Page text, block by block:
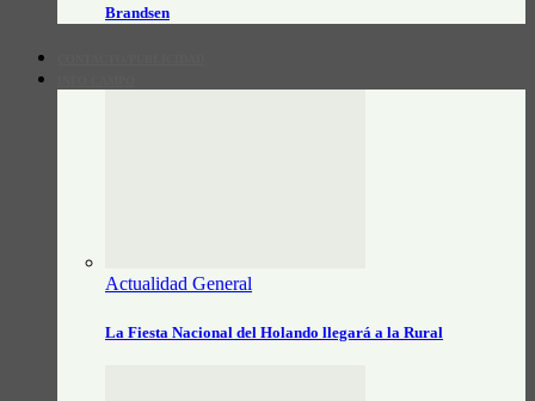
Brandsen
Actualidad General
La Fiesta Nacional del Holando llegará a la Rural